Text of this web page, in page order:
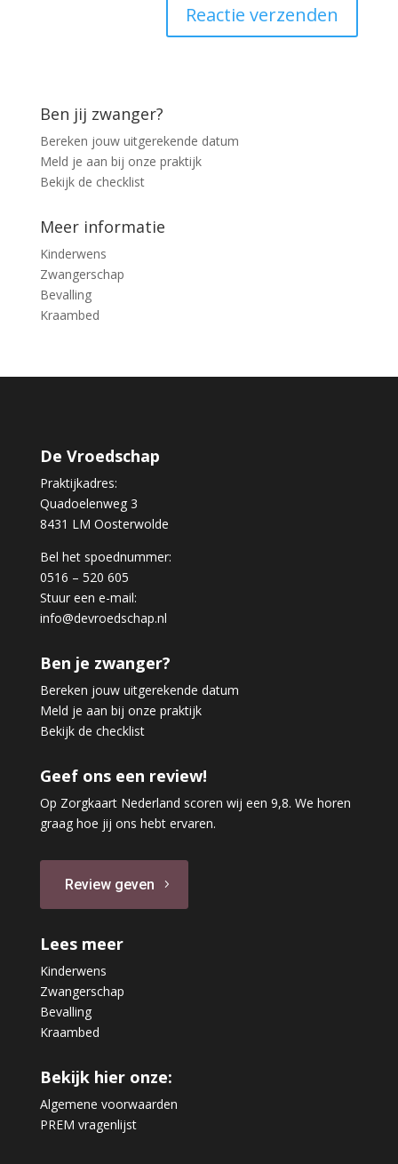
Ben jij zwanger?
Bereken jouw uitgerekende datum
Meld je aan bij onze praktijk
Bekijk de checklist
Meer informatie
Kinderwens
Zwangerschap
Bevalling
Kraambed
De Vroedschap
Praktijkadres:
Quadoelenweg 3
8431 LM Oosterwolde
Bel het spoednummer:
0516 – 520 605
Stuur een e-mail:
info@devroedschap.nl
Ben je zwanger?
Bereken jouw uitgerekende datum
Meld je aan bij onze praktijk
Bekijk de checklist
Geef ons een review!
Op Zorgkaart Nederland scoren wij een 9,8. We horen
graag hoe jij ons hebt ervaren.
Review geven
Lees meer
Kinderwens
Zwangerschap
Bevalling
Kraambed
Bekijk hier onze:
Algemene voorwaarden
PREM vragenlijst